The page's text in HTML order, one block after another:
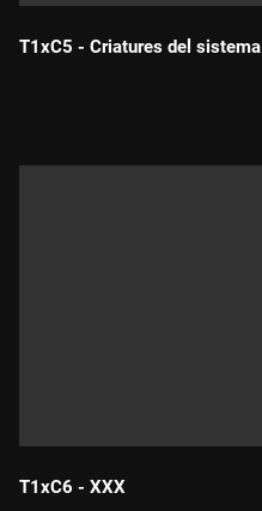
T1xC5 - Criatures del sistema
T1xC6 - XXX